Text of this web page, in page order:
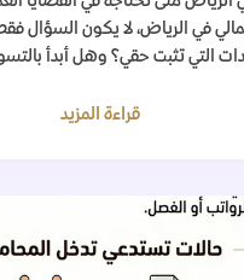
في الرياض، لا يكون السؤال
التي تثبت حقي؟ وهل أبدأ
قراءة المزيد